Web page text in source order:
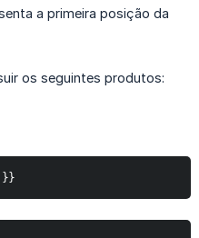
a primeira posição da
os seguintes produtos:
}}